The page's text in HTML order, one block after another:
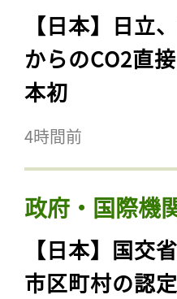
【日本】日立
からのCO2直
本初
4時間前
政府・国際機
【日本】国交
市区町村の認